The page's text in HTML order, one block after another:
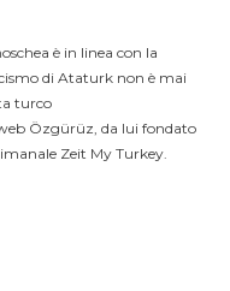
è in linea con la
di Ataturk non è mai
turco
Özgürüz, da lui fondato
Zeit My Turkey.